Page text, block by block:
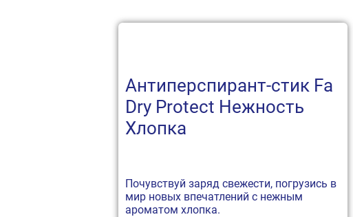
Антиперспирант-стик Fa
Dry Protect Нежность
Хлопка
Почувствуй заряд свежести, погрузись в
мир новых впечатлений с нежным
ароматом хлопка.